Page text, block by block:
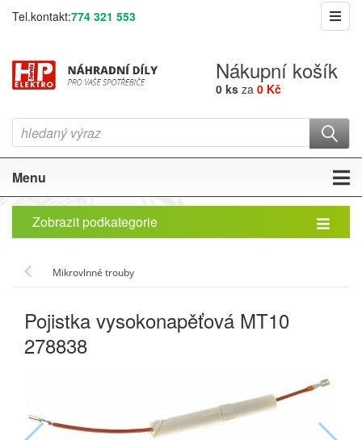
Tel.kontakt:774 321 553
Nákupní košík
0 ks za 0 Kč
Menu
Zobrazit podkategorie
Mikrovlnné trouby
Pojistka vysokonapěťová MT10
278838